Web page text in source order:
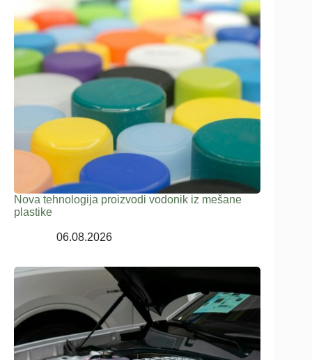
Nova tehnologija proizvodi vodonik iz mešane
plastike
06.08.2026